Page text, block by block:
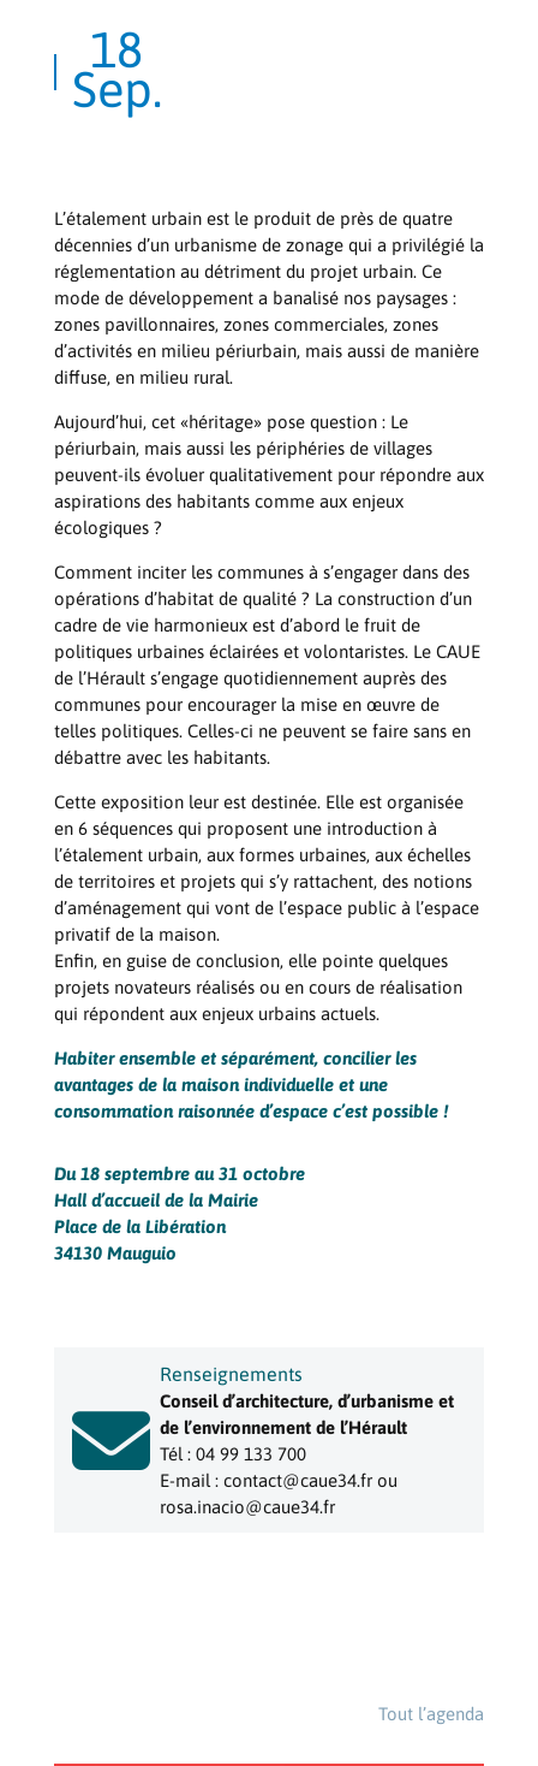
18
Sep.
L’étalement urbain est le produit de près de quatre
décennies d’un urbanisme de zonage qui a privilégié la
réglementation au détriment du projet urbain. Ce
mode de développement a banalisé nos paysages :
zones pavillonnaires, zones commerciales, zones
d’activités en milieu périurbain, mais aussi de manière
diffuse, en milieu rural.
Aujourd’hui, cet «héritage» pose question : Le
périurbain, mais aussi les périphéries de villages
peuvent-ils évoluer qualitativement pour répondre aux
aspirations des habitants comme aux enjeux
écologiques ?
Comment inciter les communes à s’engager dans des
opérations d’habitat de qualité ? La construction d’un
cadre de vie harmonieux est d’abord le fruit de
politiques urbaines éclairées et volontaristes. Le CAUE
de l’Hérault s’engage quotidiennement auprès des
communes pour encourager la mise en œuvre de
telles politiques. Celles-ci ne peuvent se faire sans en
débattre avec les habitants.
Cette exposition leur est destinée. Elle est organisée
en 6 séquences qui proposent une introduction à
l’étalement urbain, aux formes urbaines, aux échelles
de territoires et projets qui s’y rattachent, des notions
d’aménagement qui vont de l’espace public à l’espace
privatif de la maison.
Enfin, en guise de conclusion, elle pointe quelques
projets novateurs réalisés ou en cours de réalisation
qui répondent aux enjeux urbains actuels.
Habiter ensemble et séparément, concilier les
avantages de la maison individuelle et une
consommation raisonnée d’espace c’est possible !
Du 18 septembre au 31 octobre
Hall d’accueil de la Mairie
Place de la Libération
34130 Mauguio

Renseignements
Conseil d’architecture, d’urbanisme et
de l’environnement de l’Hérault
Tél : 04 99 133 700
E-mail : contact@caue34.fr ou
rosa.inacio@caue34.fr
Tout l’agenda